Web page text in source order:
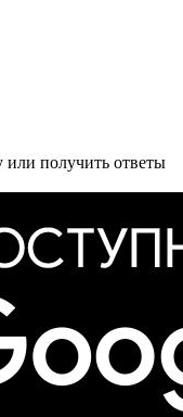
или получить ответы